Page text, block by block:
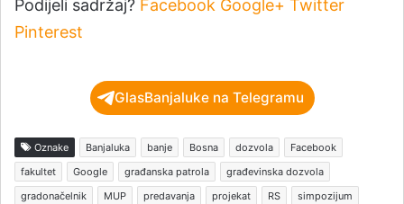
Podijeli sadržaj? Facebook Google+ Twitter
Pinterest
GlasBanjaluke na Telegramu
Oznake Banjaluka banje Bosna dozvola
Facebook
fakultet
Google građanska patrola
građevinska dozvola
gradonačelnik
MUP predavanja projekat RS
simpozijum